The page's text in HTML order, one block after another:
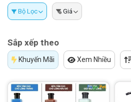
Bộ Lọc Giá
Sắp xếp theo
Khuyến Mãi Xem Nhiều